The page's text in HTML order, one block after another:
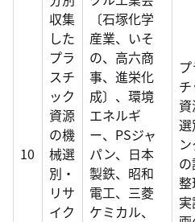
10
収集
した
プラ
スチ
ック
資源
の機
械選
別・
リサ
イク
〔石塚化学
産業、いそ
の、高六商
事、進栄化
成〕、環境
エネルギ
ー、PSジャ
パン、日本
製鉄、昭和
電工、三菱
ケミカル、
選
整